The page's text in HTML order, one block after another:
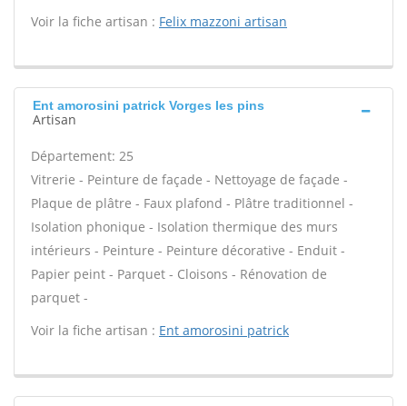
Voir la fiche artisan : Felix mazzoni artisan
Ent amorosini patrick Vorges les pins
Artisan
Département: 25
Vitrerie - Peinture de façade - Nettoyage de façade -
Plaque de plâtre - Faux plafond - Plâtre traditionnel -
Isolation phonique - Isolation thermique des murs
intérieurs - Peinture - Peinture décorative - Enduit -
Papier peint - Parquet - Cloisons - Rénovation de
parquet -
Voir la fiche artisan : Ent amorosini patrick